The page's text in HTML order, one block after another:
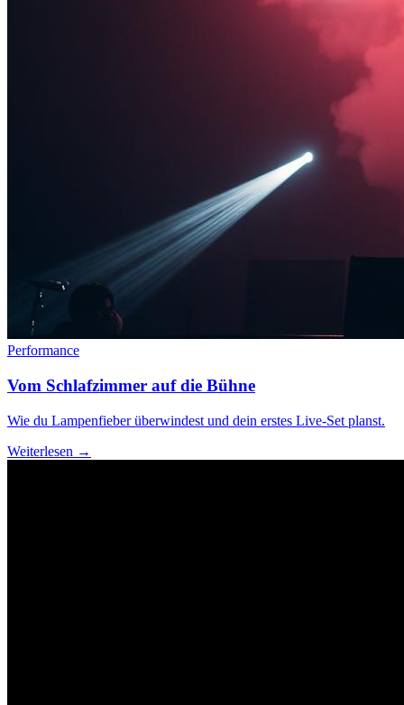
Performance
Vom Schlafzimmer auf die Bühne
Wie du Lampenfieber überwindest und dein erstes Live-Set planst.
Weiterlesen →